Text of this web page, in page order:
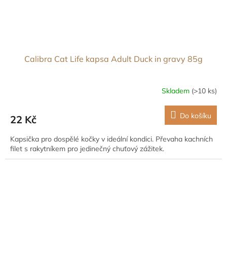
Calibra Cat Life kapsa Adult Duck in gravy 85g
Skladem (>10 ks)
22 Kč Do košíku
Kapsička pro dospělé kočky v ideální kondici. Převaha kachních
filet s rakytníkem pro jedinečný chuťový zážitek.